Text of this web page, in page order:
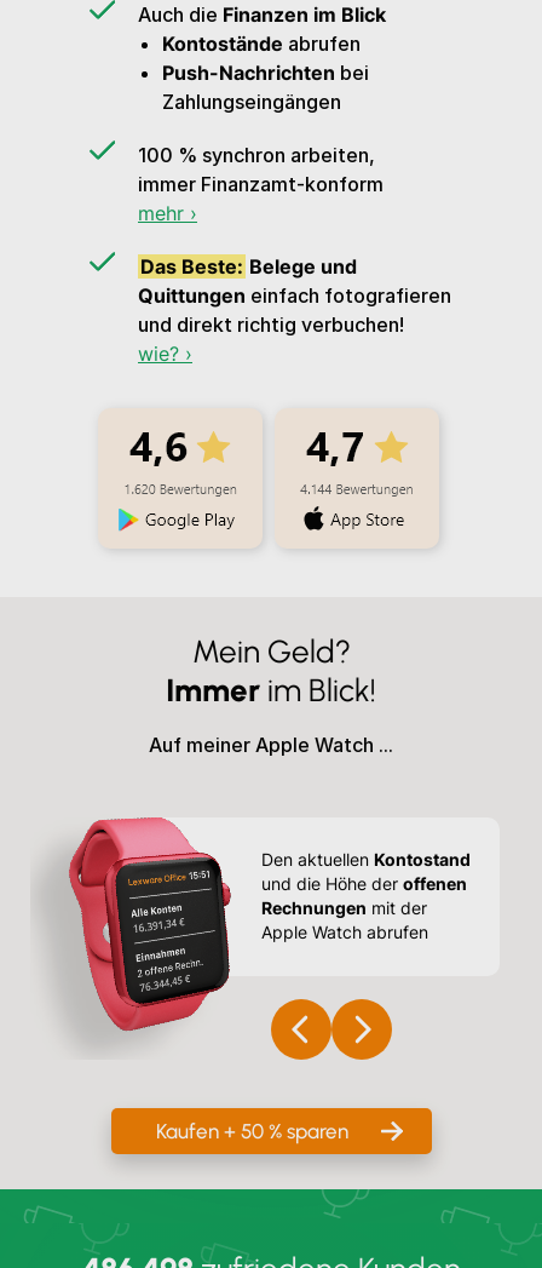
Auch die Finanzen im Blick
Kontostände abrufen
Push-Nachrichten bei
Zahlungseingängen
100 % synchron arbeiten,
immer Finanzamt-konform
mehr ›
Das Beste: Belege und
Quittungen einfach fotografieren
und direkt richtig verbuchen!
wie? ›
Mein Geld?
Immer im Blick!
Auf meiner Apple Watch ...
Kaufen + 50 % sparen
Den aktuellenKontostand
und die Höhe deroffenen
Rechnungen mit der
Apple Watch abrufen